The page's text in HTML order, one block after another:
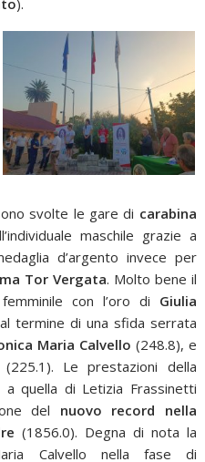
svolte le gare di carabina
maschile grazie a
d’argento invece per
Tor Vergata. Molto bene il
femminile con l’oro di Giulia
termine di una sfida serrata
Maria Calvello (248.8), e
(225.1). Le prestazioni della
quella di Letizia Frassinetti
del nuovo record nella
(1856.0). Degna di nota la
Calvello nella fase di